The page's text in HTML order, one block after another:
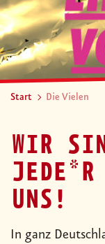
Start Die Vielen
WIR
UNS!
In ganz